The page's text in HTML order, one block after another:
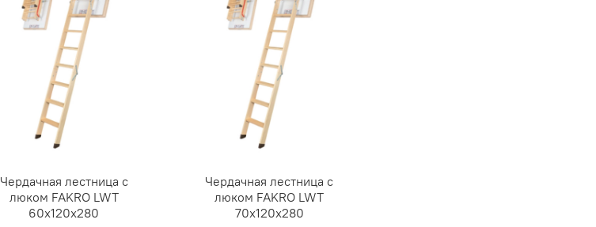
Чердачная лестница с
люком FAKRO LWT
60х120х280
Чердачная лестница с
люком FAKRO LWT
70х120х280